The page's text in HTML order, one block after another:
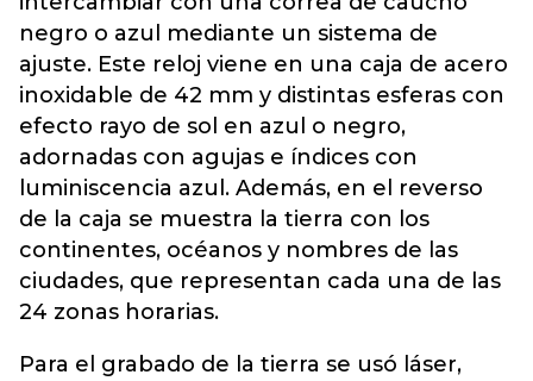
negro o azul mediante un sistema de
ajuste. Este reloj viene en una caja de acero
inoxidable de 42 mm y distintas esferas con
efecto rayo de sol en azul o negro,
adornadas con agujas e índices con
luminiscencia azul. Además, en el reverso
de la caja se muestra la tierra con los
continentes, océanos y nombres de las
ciudades, que representan cada una de las
24 zonas horarias.
Para el grabado de la tierra se usó láser,